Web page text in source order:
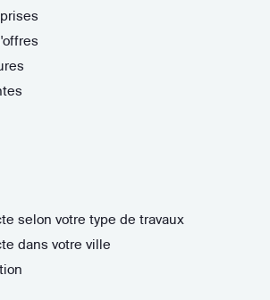
selon votre type de travaux
dans votre ville